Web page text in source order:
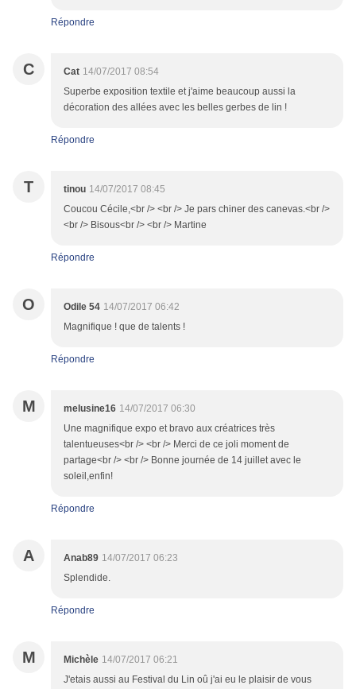
Répondre
C Cat 14/07/2017 08:54
Superbe exposition textile et j'aime beaucoup aussi la
décoration des allées avec les belles gerbes de lin !
Répondre
T tinou 14/07/2017 08:45
Coucou Cécile,<br /> <br /> Je pars chiner des canevas.<br />
<br /> Bisous<br /> <br /> Martine
Répondre
O Odile 54 14/07/2017 06:42
Magnifique ! que de talents !
Répondre
M melusine16 14/07/2017 06:30
Une magnifique expo et bravo aux créatrices très
talentueuses<br /> <br /> Merci de ce joli moment de
partage<br /> <br /> Bonne journée de 14 juillet avec le
soleil,enfin!
Répondre
A Anab89 14/07/2017 06:23
Splendide.
Répondre
M Michèle 14/07/2017 06:21
J'etais aussi au Festival du Lin oû j'ai eu le plaisir de vous